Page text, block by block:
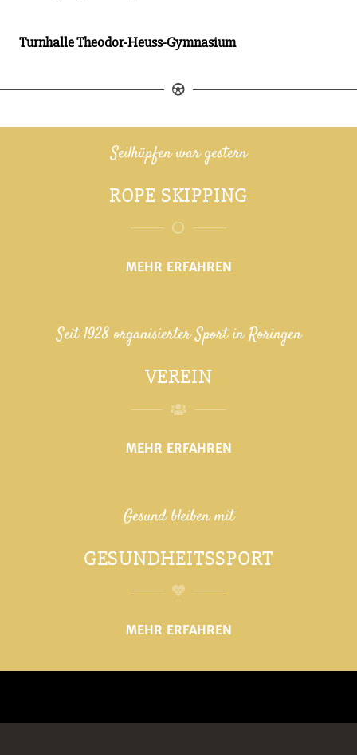
Turnhalle Theodor-Heuss-Gymnasium
Seilhüpfen war gestern
ROPE SKIPPING
MEHR ERFAHREN
Seit 1928 organisierter Sport in Roringen
VEREIN
MEHR ERFAHREN
Gesund bleiben mit
GESUNDHEITSSPORT
MEHR ERFAHREN